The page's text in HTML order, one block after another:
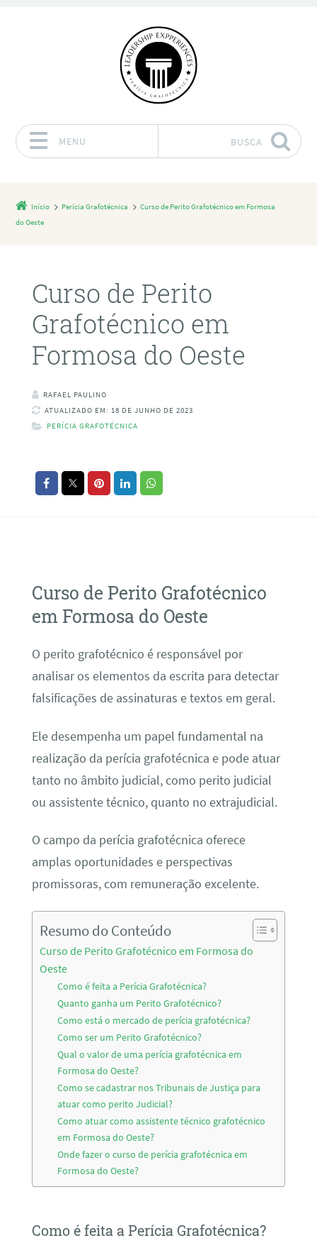
MENU BUSCA
Início Perícia Grafotécnica
Curso de Perito Grafotécnico em Formosa
do Oeste
Curso de Perito
Grafotécnico em
Formosa do Oeste
RAFAEL PAULINO
ATUALIZADO EM: 18 DE JUNHO DE 2023
PERÍCIA GRAFOTÉCNICA
Curso de Perito Grafotécnico
em Formosa do Oeste
O perito grafotécnico é responsável por
analisar os elementos da escrita para detectar
falsificações de assinaturas e textos em geral.
Ele desempenha um papel fundamental na
realização da perícia grafotécnica e pode atuar
tanto no âmbito judicial, como perito judicial
ou assistente técnico, quanto no extrajudicial.
O campo da perícia grafotécnica oferece
amplas oportunidades e perspectivas
promissoras, com remuneração excelente.
Resumo do Conteúdo
Curso de Perito Grafotécnico em Formosa do
Oeste
Como é feita a Perícia Grafotécnica?
Quanto ganha um Perito Grafotécnico?
Como está o mercado de perícia grafotécnica?
Como ser um Perito Grafotécnico?
Qual o valor de uma perícia grafotécnica em
Formosa do Oeste?
Como se cadastrar nos Tribunais de Justiça para
atuar como perito Judicial?
Como atuar como assistente técnico grafotécnico
em Formosa do Oeste?
Onde fazer o curso de perícia grafotécnica em
Formosa do Oeste?
Como é feita a Perícia Grafotécnica?